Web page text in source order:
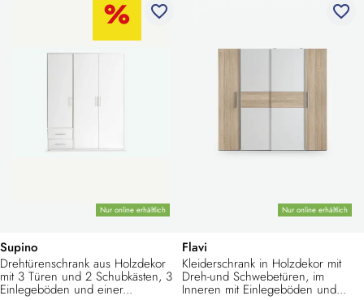
Nur online erhältlich
favorite_border
Supino
Drehtürenschrank aus Holzdekor
mit 3 Türen und 2 Schubkästen, 3
Einlegeböden und einer...
Nur online erhältlich
favorite_border
Flavi
Kleiderschrank in Holzdekor mit
Dreh-und Schwebetüren, im
Inneren mit Einlegeböden und...